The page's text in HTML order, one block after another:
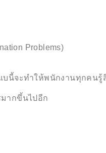
Problems)
นี้จะทำให้พนักงานทุกคน
ากขึ้นไปอีก